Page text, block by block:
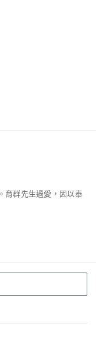
育群先生過愛，因以奉